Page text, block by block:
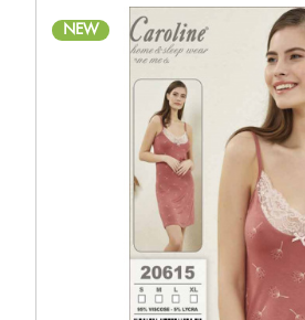
NEW